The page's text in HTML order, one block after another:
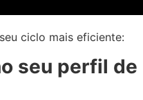
ciclo mais eficiente:
seu perfil de